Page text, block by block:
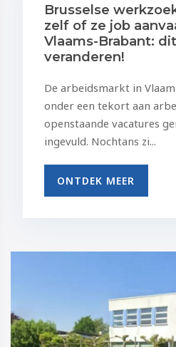
Brusselse
zelf of ze job
Vlaams-Brabant:
veranderen!
De arbeidsmarkt in
onder een tekort aan
openstaande vacatures
ingevuld. Nochtans zi...
ONTDEK MEER